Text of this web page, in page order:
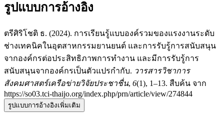
รูปแบบการอ้างอิง
ตรีศิริโชติ ธ. (2024). การเรียนรู้แบบองค์รวมของแรงงานระดับ
ช่างเทคนิคในอุตสาหกรรมยานยนต์ และการรับรู้การสนับสนุน
จากองค์กรต่อประสิทธิภาพการทำงาน และมีการรับรู้การ
สนับสนุนจากองค์กรเป็นตัวแปรกำกับ. วารสารวิชาการ
สังคมศาสตร์เครือข่ายวิจัยประชาชื่น, 6(1), 1–13. สืบค้น จาก
https://so03.tci-thaijo.org/index.php/prn/article/view/274844
รูปแบบการอ้างอิงเพิ่มเติม